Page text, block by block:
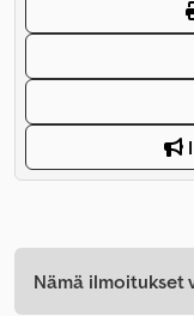
Nämä ilmoitukset